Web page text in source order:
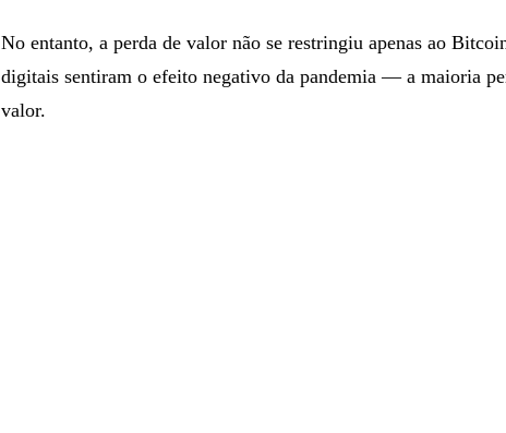
No entanto, a perda de valor não se restringiu apenas ao
digitais sentiram o efeito negativo da pandemia — a maioria
valor.